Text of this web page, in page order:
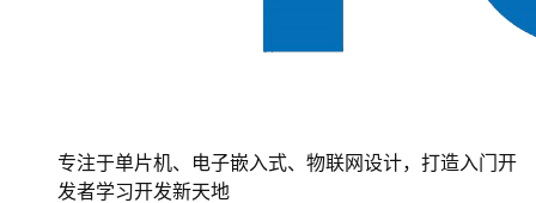
专注于单片机、电子嵌入式、物联网设计，打造入门开
发者学习开发新天地